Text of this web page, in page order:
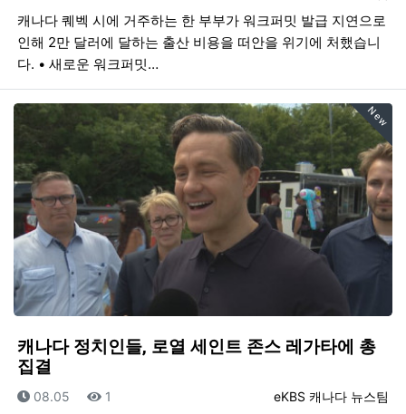
캐나다 퀘벡 시에 거주하는 한 부부가 워크퍼밋 발급 지연으로
인해 2만 달러에 달하는 출산 비용을 떠안을 위기에 처했습니
다. • 새로운 워크퍼밋…
New
캐나다 정치인들, 로열 세인트 존스 레가타에 총
집결
등록자
eKBS 캐나다 뉴스팀
등록일
08.05 조회
1